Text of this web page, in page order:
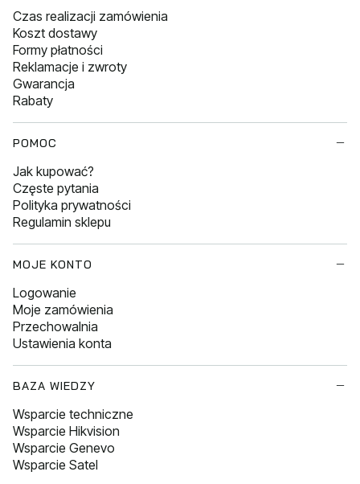
Czas realizacji zamówienia
Koszt dostawy
Formy płatności
Reklamacje i zwroty
Gwarancja
Rabaty
POMOC
Jak kupować?
Częste pytania
Polityka prywatności
Regulamin sklepu
MOJE KONTO
Logowanie
Moje zamówienia
Przechowalnia
Ustawienia konta
BAZA WIEDZY
Wsparcie techniczne
Wsparcie Hikvision
Wsparcie Genevo
Wsparcie Satel